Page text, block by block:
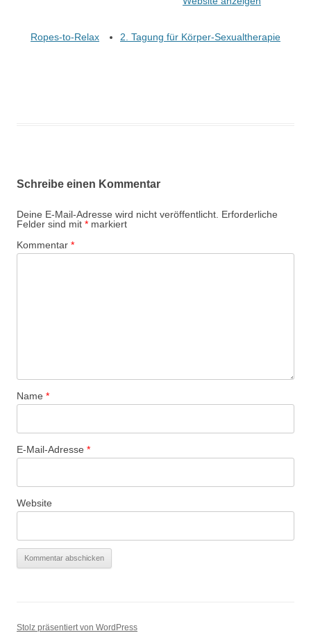
Ropes-to-Relax 2. Tagung für Körper-Sexualtherapie
Schreibe einen Kommentar
Deine E-Mail-Adresse wird nicht veröffentlicht. Erforderliche
Felder sind mit * markiert
Kommentar *
Name *
E-Mail-Adresse *
Website
Stolz präsentiert von WordPress